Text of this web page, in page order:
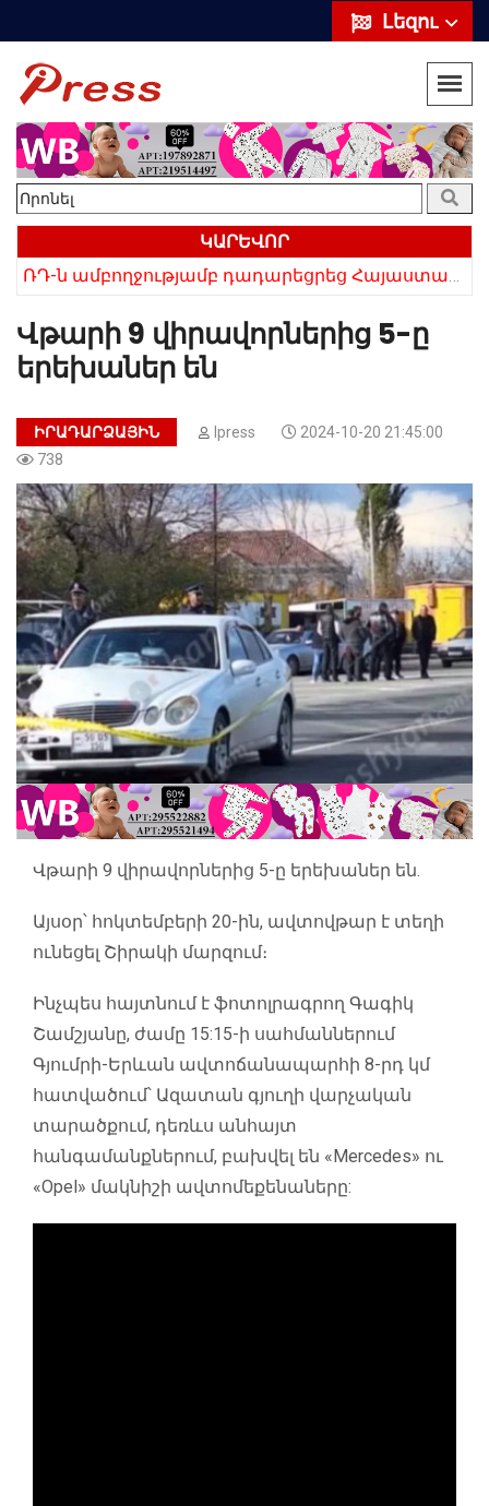
Լեզու
ԿԱՐԵՎՈՐ
Վթարի 9 վիրավորներից 5-ը
երեխաներ են
ԻՐԱԴԱՐՁԱՅԻՆ Ipress
2024-10-20 21:45:00
738
Վթարի 9 վիրավորներից 5-ը երեխաներ են.
Այսօր՝ հոկտեմբերի 20-ին, ավտովթար է տեղի
ունեցել Շիրակի մարզում։
Ինչպես հայտնում է ֆոտոլրագրող Գագիկ
Շամշյանը, ժամը 15:15-ի սահմաններում
Գյումրի-Երևան ավտոճանապարհի 8-րդ կմ
հատվածում՝ Ազատան գյուղի վարչական
տարածքում, դեռևս անհայտ
հանգամանքներում, բախվել են «Mercedes» ու
«Opel» մակնիշի ավտոմեքենաները: